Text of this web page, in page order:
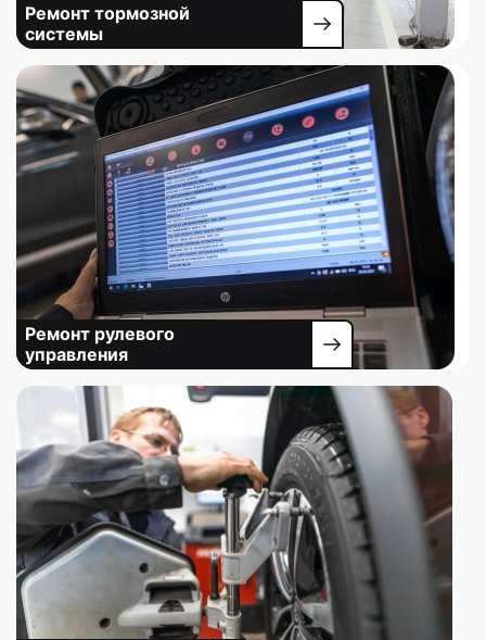
Ремонт тормозной
системы
Ремонт рулевого
управления